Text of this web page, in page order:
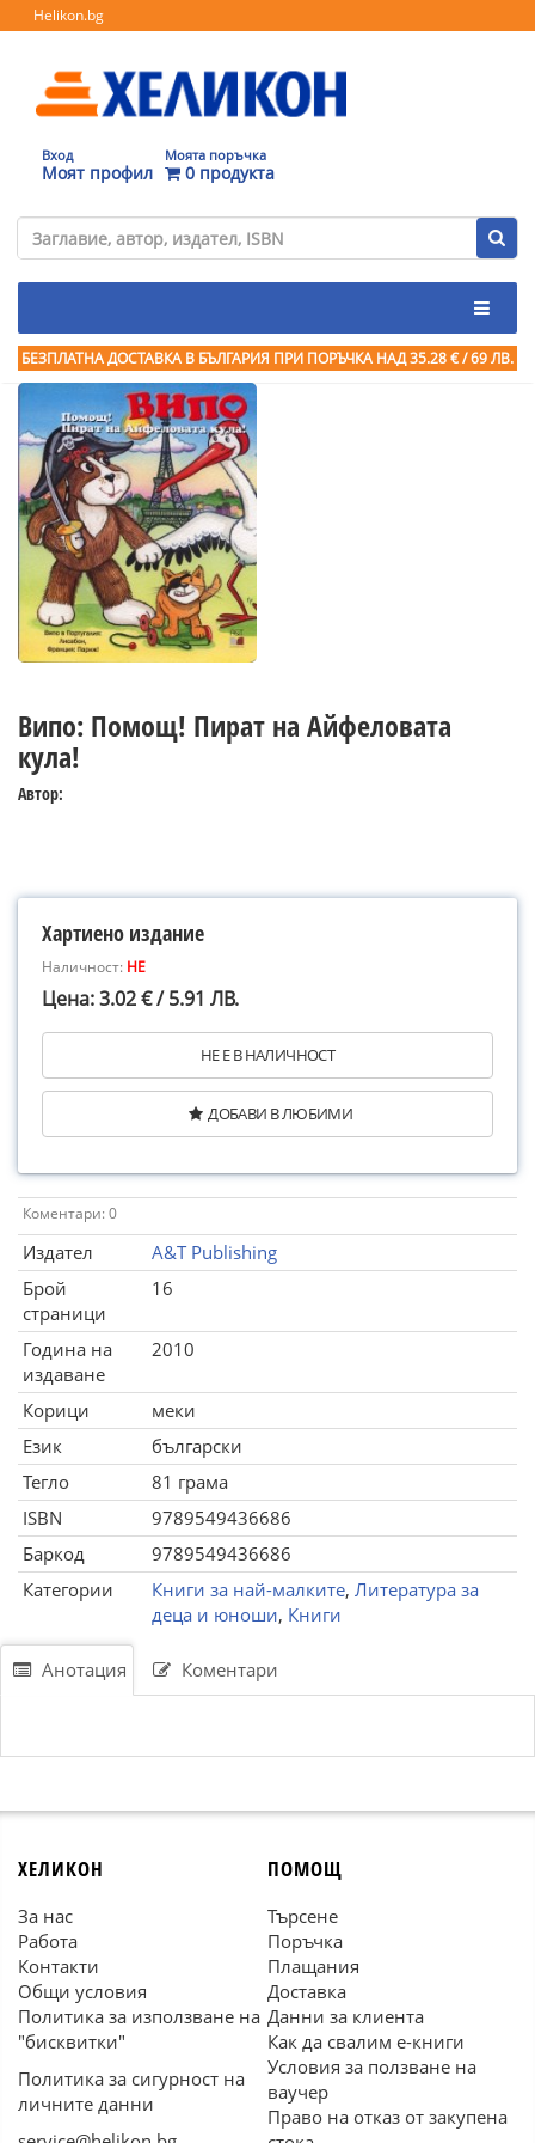
Helikon.bg
Вход
Моят профил
Моята поръчка
0 продукта
БЕЗПЛАТНА ДОСТАВКА В БЪЛГАРИЯ ПРИ ПОРЪЧКА НАД 35.28 € / 69 ЛВ.
Випо: Помощ! Пират на Айфеловата
кула!
Автор:
Хартиено издание
Наличност: НЕ
Цена: 3.02 € / 5.91 ЛВ.
НЕ Е В НАЛИЧНОСТ
ДОБАВИ В ЛЮБИМИ
Коментари: 0
Издател
A&T Publishing
Брой
страници
16
Година на
издаване
2010
Корици
меки
Език
български
Тегло
81 грама
ISBN
9789549436686
Баркод
9789549436686
Категории
Книги за най-малките, Литература за
деца и юноши, Книги
Анотация Коментари
ХЕЛИКОН
За нас
Работа
Контакти
Общи условия
Политика за използване на
"бисквитки"
Политика за сигурност на
личните данни
ПОМОЩ
Търсене
Поръчка
Плащания
Доставка
Данни за клиента
Как да свалим е-книги
Условия за ползване на
ваучер
Право на отказ от закупена